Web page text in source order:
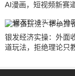
AI漫画，短视频新赛
银发经济实操：外面
道玩法，拒绝理论只